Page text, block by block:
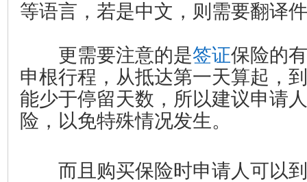
等语言，若是中文，则需要翻译
更需要注意的是签证保险的
申根行程，从抵达第一天算起，
能少于停留天数，所以建议申请
险，以免特殊情况发生。
而且购买保险时申请人可以到